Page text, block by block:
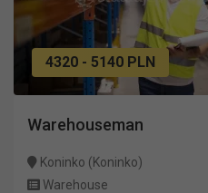
4320 - 5140 PLN
Warehouseman
Koninko (Koninko)
Warehouse